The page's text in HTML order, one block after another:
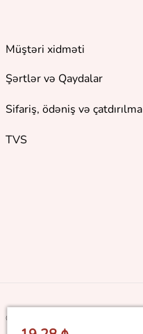
Müştəri xidməti
Şərtlər və Qaydalar
Sifariş, ödəniş və çatdırılma
TVS
©